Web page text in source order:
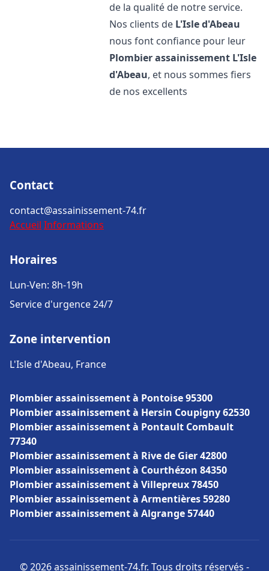
de la qualité de notre service.
Nos clients de L'Isle d'Abeau
nous font confiance pour leur
Plombier assainissement L'Isle
d'Abeau, et nous sommes fiers
de nos excellents
Contact
contact@assainissement-74.fr
Accueil Informations
Horaires
Lun-Ven: 8h-19h
Service d'urgence 24/7
Zone intervention
L'Isle d'Abeau, France
Plombier assainissement à Pontoise 95300
Plombier assainissement à Hersin Coupigny 62530
Plombier assainissement à Pontault Combault
77340
Plombier assainissement à Rive de Gier 42800
Plombier assainissement à Courthézon 84350
Plombier assainissement à Villepreux 78450
Plombier assainissement à Armentières 59280
Plombier assainissement à Algrange 57440
© 2026 assainissement-74.fr. Tous droits réservés -